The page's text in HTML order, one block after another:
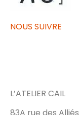
NOUS SUIVRE
L’ATELIER CAIL